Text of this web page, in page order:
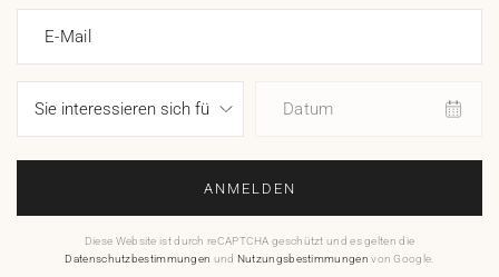
E-Mail
Datum
ANMELDEN
Diese Website ist durch reCAPTCHA geschützt und es gelten die
Datenschutzbestimmungen und Nutzungsbestimmungen von Google.